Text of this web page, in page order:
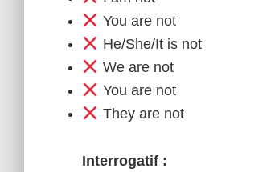
You are not
He/She/It is not
We are not
You are not
They are not
Interrogatif :